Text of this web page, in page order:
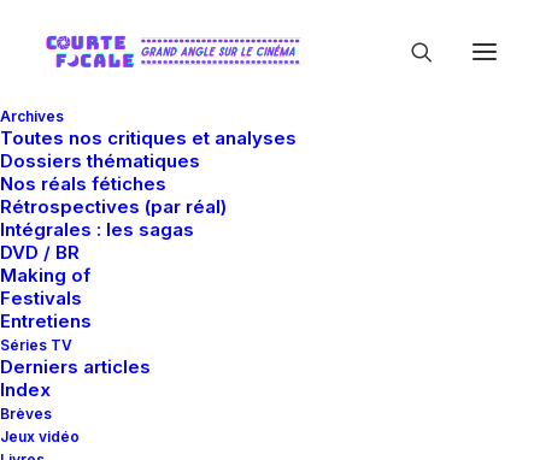
Archives
Toutes nos critiques et analyses
Dossiers thématiques
Nos réals fétiches
Rétrospectives (par réal)
Intégrales : les sagas
DVD / BR
Making of
Festivals
Entretiens
Séries TV
Derniers articles
Index
Brèves
Jeux vidéo